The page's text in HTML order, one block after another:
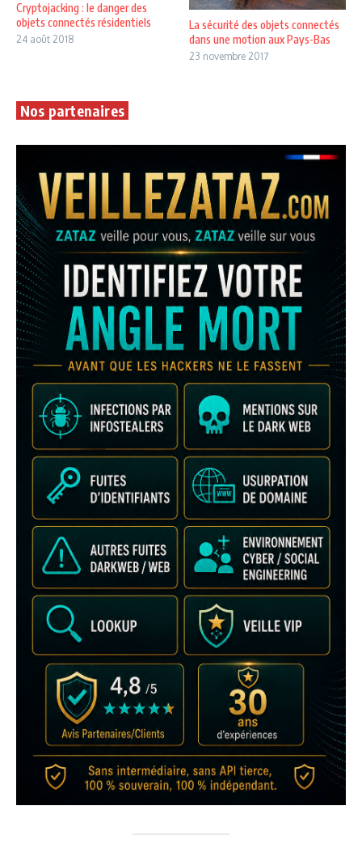
Cryptojacking : le danger des
objets connectés résidentiels
24 août 2018
La sécurité des objets connectés
dans une motion aux Pays-Bas
23 novembre 2017
Nos partenaires